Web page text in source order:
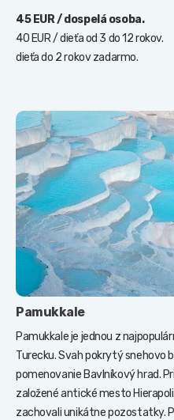
45 EUR / dospelá osoba.
40 EUR / dieťa od 3 do 12 rokov.
dieťa do 2 rokov zadarmo.
Pamukkale
Pamukkale je jednou z
Turecku. Svah pokrytý snehovo
pomenovanie Bavlníkový hrad.
založené antické mesto
zachovali unikátne pozostatky.